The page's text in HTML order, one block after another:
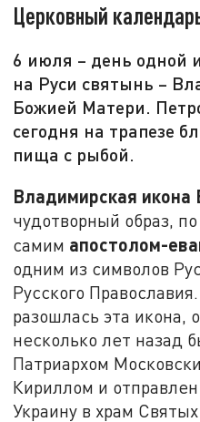
Церковный
6 июля – день одной
на Руси святынь –
Божией Матери.
сегодня на трапезе
пища с рыбой.
Владимирская
чудотворный образ,
самим апостолом-
одним из символов
Русского
разошлась эта икона,
несколько лет назад
Патриархом
Кириллом и
Украину в храм